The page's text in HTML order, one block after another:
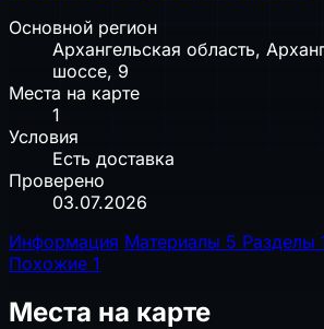
Основной регион
Архангельская область,
шоссе, 9
Места на карте
1
Условия
Есть доставка
Проверено
03.07.2026
Информация Материалы 5 Разделы
Похожие 1
Места на карте